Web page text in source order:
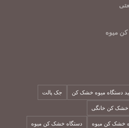
میوه
دستگاه میوه خشک کن جک پالت
خشک کن خانگی
خشک کن میوه دستگاه خشک کن میوه